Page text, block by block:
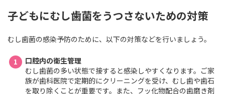
子どもにむし歯菌をうつさないための対策
むし歯菌の感染予防のために、以下の対策などを行いましょう。
口腔内の衛生管理
むし歯菌の多い状態で接すると感染しやすくなります。ご家
族が歯科医院で定期的にクリーニングを受け、むし歯や歯石
を取り除くことが重要です。また、フッ化物配合の歯磨き剤